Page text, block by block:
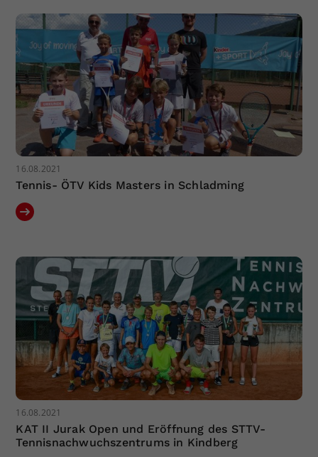
16.08.2021
Tennis- ÖTV Kids Masters in Schladming
16.08.2021
KAT II Jurak Open und Eröffnung des STTV-
Tennisnachwuchszentrums in Kindberg
Zweck
Dieser Wert speichert Ihre Consent-
Einstellungen. Unter anderem eine
zufällig generierte ID, für die
historische Speicherung Ihrer
vorgenommen Einstellungen, falls der
Webseiten-Betreiber dies eingestellt
hat.